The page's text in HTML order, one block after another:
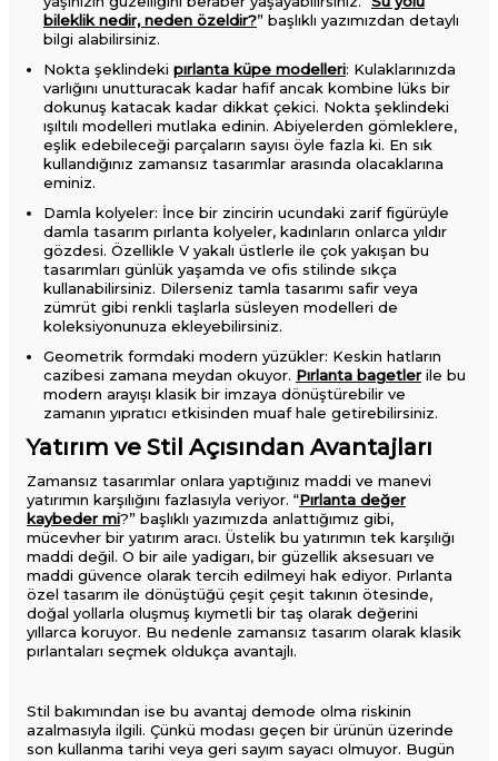
bileklik nedir, neden özeldir?” başlıklı yazımızdan detaylı
bilgi alabilirsiniz.
Nokta şeklindeki pırlanta küpe modelleri: Kulaklarınızda
varlığını unutturacak kadar hafif ancak kombine lüks bir
dokunuş katacak kadar dikkat çekici. Nokta şeklindeki
ışıltılı modelleri mutlaka edinin. Abiyelerden gömleklere,
eşlik edebileceği parçaların sayısı öyle fazla ki. En sık
kullandığınız zamansız tasarımlar arasında olacaklarına
eminiz.
Damla kolyeler: İnce bir zincirin ucundaki zarif figürüyle
damla tasarım pırlanta kolyeler, kadınların onlarca yıldır
gözdesi. Özellikle V yakalı üstlerle ile çok yakışan bu
tasarımları günlük yaşamda ve ofis stilinde sıkça
kullanabilirsiniz. Dilerseniz tamla tasarımı safir veya
zümrüt gibi renkli taşlarla süsleyen modelleri de
koleksiyonunuza ekleyebilirsiniz.
Geometrik formdaki modern yüzükler: Keskin hatların
cazibesi zamana meydan okuyor. Pırlanta bagetlerile bu
modern arayışı klasik bir imzaya dönüştürebilir ve
zamanın yıpratıcı etkisinden muaf hale getirebilirsiniz.
Yatırım ve Stil Açısından Avantajları
Zamansız tasarımlar onlara yaptığınız maddi ve manevi
yatırımın karşılığını fazlasıyla veriyor. “Pırlanta değer
kaybeder mi?” başlıklı yazımızda anlattığımız gibi,
mücevher bir yatırım aracı. Üstelik bu yatırımın tek karşılığı
maddi değil. O bir aile yadigarı, bir güzellik aksesuarı ve
maddi güvence olarak tercih edilmeyi hak ediyor. Pırlanta
özel tasarım ile dönüştüğü çeşit çeşit takının ötesinde,
doğal yollarla oluşmuş kıymetli bir taş olarak değerini
yıllarca koruyor. Bu nedenle zamansız tasarım olarak klasik
pırlantaları seçmek oldukça avantajlı.
Stil bakımından ise bu avantaj demode olma riskinin
azalmasıyla ilgili. Çünkü modası geçen bir ürünün üzerinde
son kullanma tarihi veya geri sayım sayacı olmuyor. Bugün